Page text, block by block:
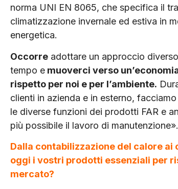
norma UNI EN 8065, che specifica il
climatizzazione invernale ed estiva in
energetica.
Occorre adottare un approccio
tempo e muoverci verso
rispetto per noi e per l’ambiente.
clienti in azienda e in esterno,
le diverse funzioni dei prodotti FAR e
più possibile il lavoro di manutenzione».
Dalla contabilizzazione del calore
oggi i vostri prodotti essenziali per
mercato?